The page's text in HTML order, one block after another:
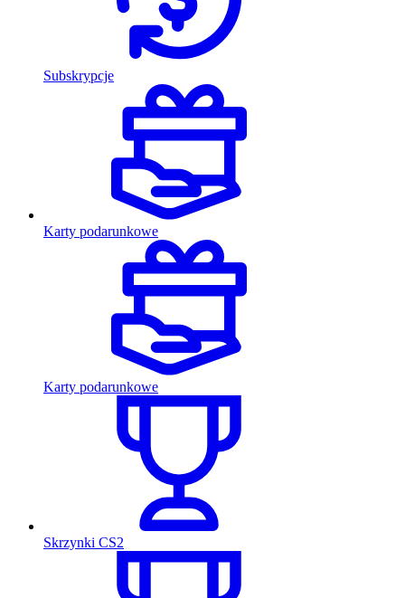
Subskrypcje
Karty podarunkowe
Karty podarunkowe
Skrzynki CS2